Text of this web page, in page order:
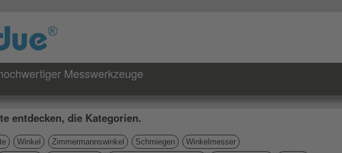
Messwerkzeuge
entdecken, die Kategorien.
Winkel Zimmermannswinkel Schmiegen
Winkelmesser